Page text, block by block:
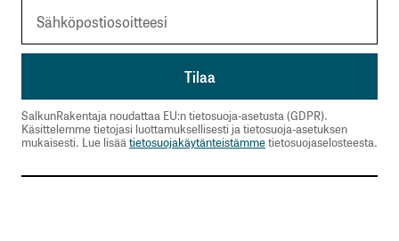
SalkunRakentaja noudattaa EU:n tietosuoja-asetusta (GDPR).
Käsittelemme tietojasi luottamuksellisesti ja tietosuoja-asetuksen
mukaisesti. Lue lisää tietosuojakäytänteistämmetietosuojaselosteesta.